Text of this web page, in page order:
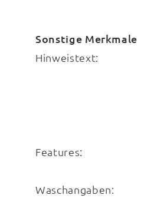
Sonstige Merkmale
Hinweistext:
Features:
Waschangaben: